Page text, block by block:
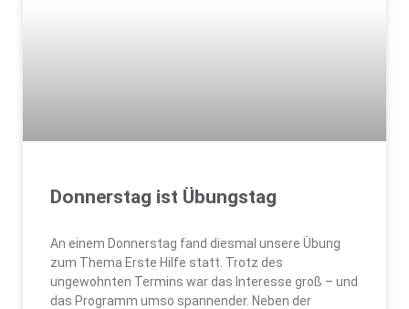
Donnerstag ist Übungstag
An einem Donnerstag fand diesmal unsere Übung
zum Thema Erste Hilfe statt. Trotz des
ungewohnten Termins war das Interesse groß – und
das Programm umso spannender. Neben der